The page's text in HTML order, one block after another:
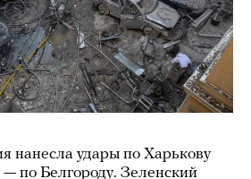
нанесла удары по Харькову
по Белгороду. Зеленский